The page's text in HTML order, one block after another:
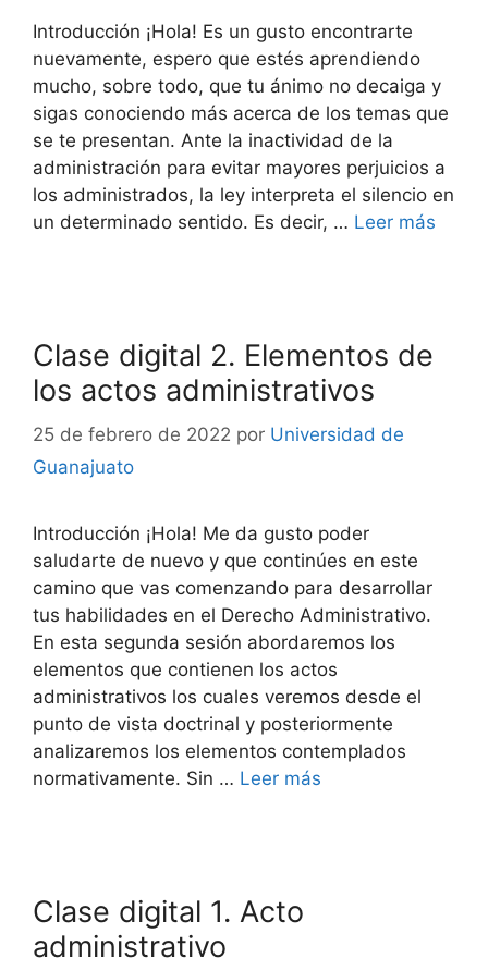
Introducción ¡Hola! Es un gusto encontrarte
nuevamente, espero que estés aprendiendo
mucho, sobre todo, que tu ánimo no decaiga y
sigas conociendo más acerca de los temas que
se te presentan. Ante la inactividad de la
administración para evitar mayores perjuicios a
los administrados, la ley interpreta el silencio en
un determinado sentido. Es decir, … Leer más
Clase digital 2. Elementos de
los actos administrativos
25 de febrero de 2022 por Universidad de
Guanajuato
Introducción ¡Hola! Me da gusto poder
saludarte de nuevo y que continúes en este
camino que vas comenzando para desarrollar
tus habilidades en el Derecho Administrativo.
En esta segunda sesión abordaremos los
elementos que contienen los actos
administrativos los cuales veremos desde el
punto de vista doctrinal y posteriormente
analizaremos los elementos contemplados
normativamente. Sin … Leer más
Clase digital 1. Acto
administrativo